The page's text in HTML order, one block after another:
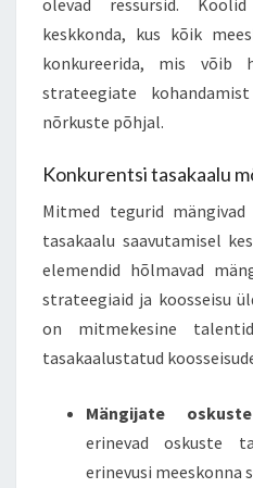
keskkonda, kus kõik
konkureerida, mis võib
strateegiate
nõrkuste põhjal.
Konkurentsi tasakaalu
Mitmed tegurid
tasakaalu saavutamisel
elemendid hõlmavad
strateegiaid ja koosseisu
on mitmekesine
tasakaalustatud
Mängijate
erinevad oskuste
erinevusi meeskonna